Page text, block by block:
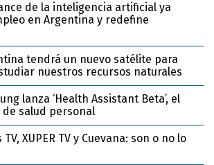
de la inteligencia artificial ya
en Argentina y redefine
tendrá un nuevo satélite para
nuestros recursos naturales
lanza ‘Health Assistant Beta’, el
salud personal
TV, XUPER TV y Cuevana: son o no lo